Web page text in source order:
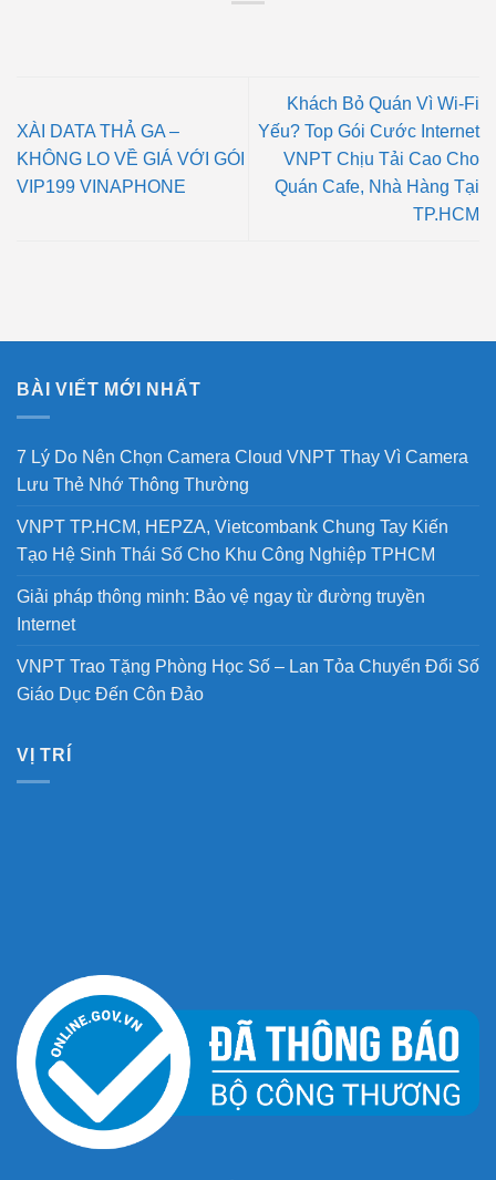
XÀI DATA THẢ GA –
KHÔNG LO VỀ GIÁ VỚI GÓI
VIP199 VINAPHONE
Khách Bỏ Quán Vì Wi-Fi
Yếu? Top Gói Cước Internet
VNPT Chịu Tải Cao Cho
Quán Cafe, Nhà Hàng Tại
TP.HCM
BÀI VIẾT MỚI NHẤT
7 Lý Do Nên Chọn Camera Cloud VNPT Thay Vì Camera
Lưu Thẻ Nhớ Thông Thường
VNPT TP.HCM, HEPZA, Vietcombank Chung Tay Kiến
Tạo Hệ Sinh Thái Số Cho Khu Công Nghiệp TPHCM
Giải pháp thông minh: Bảo vệ ngay từ đường truyền
Internet
VNPT Trao Tặng Phòng Học Số – Lan Tỏa Chuyển Đổi Số
Giáo Dục Đến Côn Đảo
VỊ TRÍ